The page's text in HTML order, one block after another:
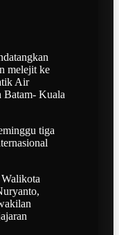
melejit ke
Air
Batam- Kuala
tiga